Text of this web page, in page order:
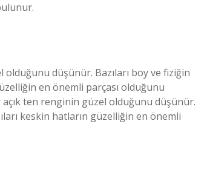
olduğunu düşünür. Bazıları boy ve fiziğin
en önemli parçası olduğunu
açık ten renginin güzel olduğunu düşünür.
keskin hatların güzelliğin en önemli